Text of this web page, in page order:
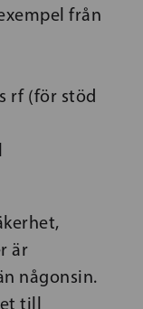
från
rf (för stöd
är
någonsin.
till